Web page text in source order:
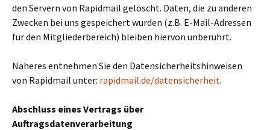
den Servern von Rapidmail gelöscht. Daten, die zu anderen
Zwecken bei uns gespeichert wurden (z.B. E-Mail-Adressen
für den Mitgliederbereich) bleiben hiervon unberührt.
Näheres entnehmen Sie den Datensicherheitshinweisen
von Rapidmail unter: rapidmail.de/datensicherheit.
Abschluss eines Vertrags über
Auftragsdatenverarbeitung